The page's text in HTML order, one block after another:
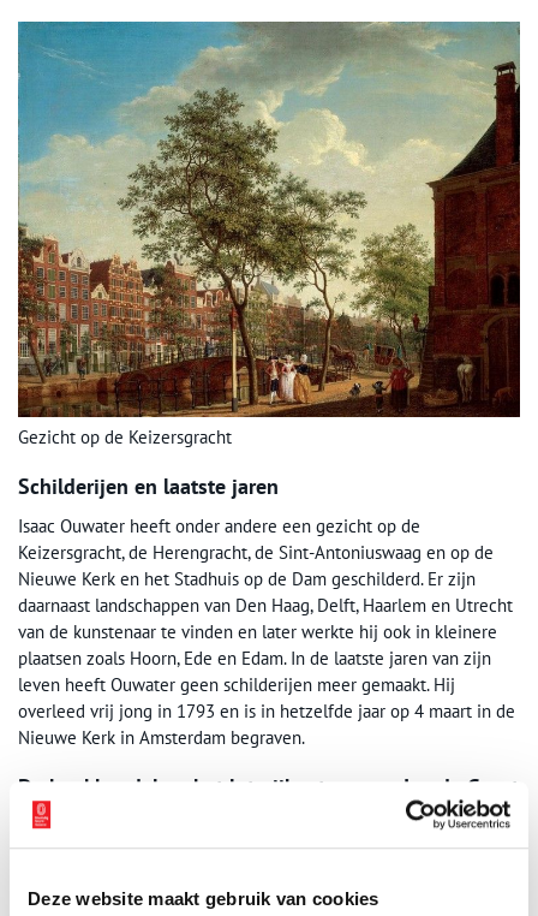
Deze website maakt gebruik van cookies
Gezicht op de Keizersgracht
Schilderijen en laatste jaren
Isaac Ouwater heeft onder andere een gezicht op de
Keizersgracht, de Herengracht, de Sint-Antoniuswaag en op de
Nieuwe Kerk en het Stadhuis op de Dam geschilderd. Er zijn
daarnaast landschappen van Den Haag, Delft, Haarlem en Utrecht
van de kunstenaar te vinden en later werkte hij ook in kleinere
plaatsen zoals Hoorn, Ede en Edam. In de laatste jaren van zijn
leven heeft Ouwater geen schilderijen meer gemaakt. Hij
overleed vrij jong in 1793 en is in hetzelfde jaar op 4 maart in de
Nieuwe Kerk in Amsterdam begraven.
De boekhandel en het loterijkantoor van Jan de Groot
in de Kalverstraat in Amsterdam
De boekhandel en het loterijkantoor van Jan de Groot in de
bezit van het Rijksmuseum. Bron: Wikimedia Commons